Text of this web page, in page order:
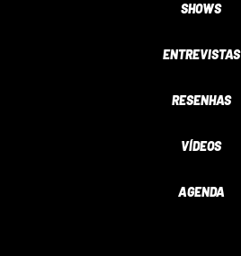
SHOWS
ENTREVISTAS
RESENHAS
VÍDEOS
AGENDA